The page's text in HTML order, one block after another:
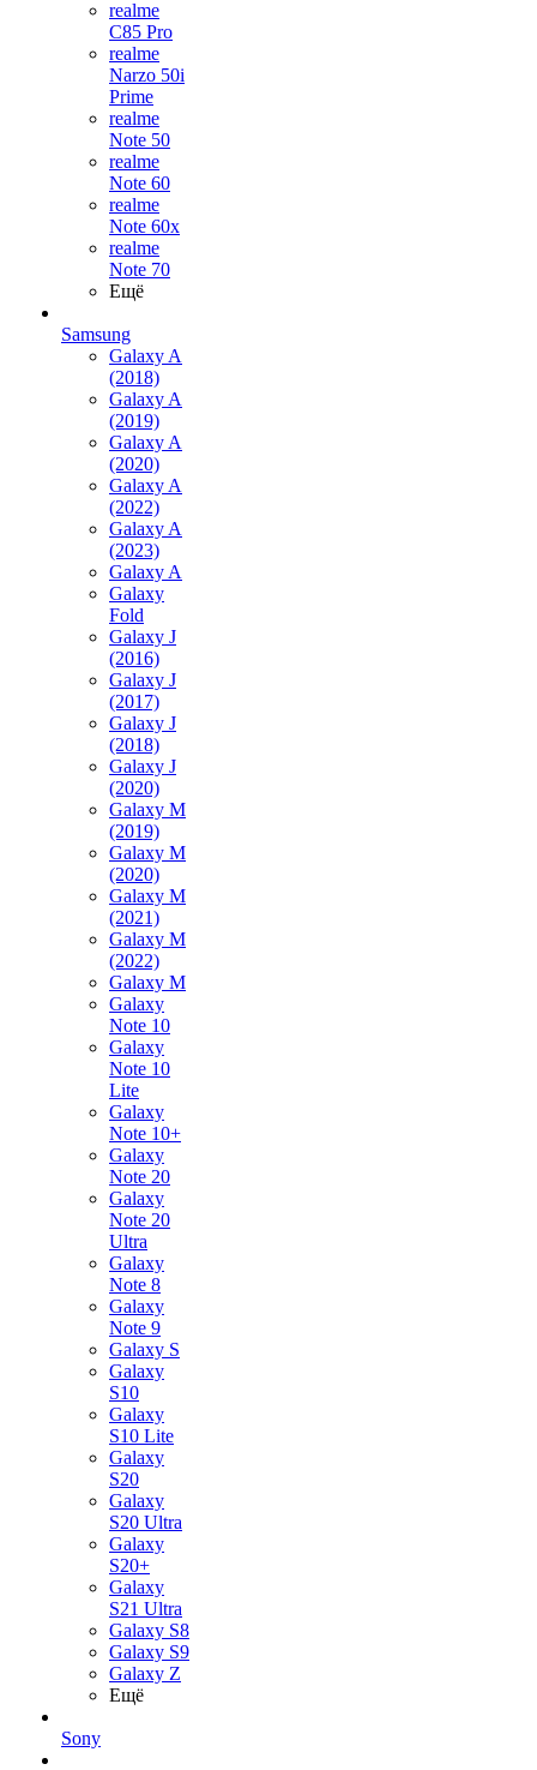
realme
C85 Pro
realme
Narzo 50i
Prime
realme
Note 50
realme
Note 60
realme
Note 60x
realme
Note 70
Ещё
Samsung
Galaxy A
(2018)
Galaxy A
(2019)
Galaxy A
(2020)
Galaxy A
(2022)
Galaxy A
(2023)
Galaxy A
Galaxy
Fold
Galaxy J
(2016)
Galaxy J
(2017)
Galaxy J
(2018)
Galaxy J
(2020)
Galaxy M
(2019)
Galaxy M
(2020)
Galaxy M
(2021)
Galaxy M
(2022)
Galaxy M
Galaxy
Note 10
Galaxy
Note 10
Lite
Galaxy
Note 10+
Galaxy
Note 20
Galaxy
Note 20
Ultra
Galaxy
Note 8
Galaxy
Note 9
Galaxy S
Galaxy
S10
Galaxy
S10 Lite
Galaxy
S20
Galaxy
S20 Ultra
Galaxy
S20+
Galaxy
S21 Ultra
Galaxy S8
Galaxy S9
Galaxy Z
Ещё
Sony